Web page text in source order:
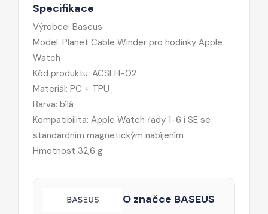
Specifikace
Výrobce: Baseus
Model: Planet Cable Winder pro hodinky Apple
Watch
Kód produktu: ACSLH-02
Materiál: PC + TPU
Barva: bílá
Kompatibilita: Apple Watch řady 1-6 i SE se
standardním magnetickým nabíjením
Hmotnost 32,6 g
O značce BASEUS